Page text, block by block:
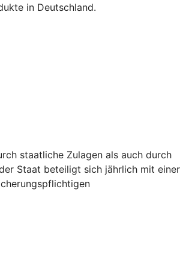
in Deutschland.
staatliche Zulagen als auch durch
Staat beteiligt sich jährlich mit einer